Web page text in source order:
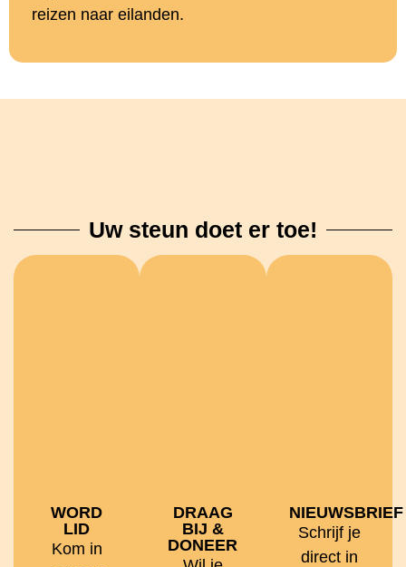
reizen naar eilanden.
Uw steun doet er toe!
WORD
LID
Kom in
DRAAG
BIJ &
DONEER
NIEUWSBRIEF
Schrijf je
direct in